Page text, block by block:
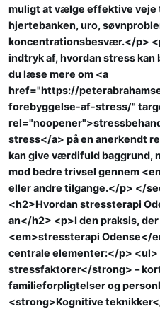
muligt at vælge effektive veje
hjertebanken, uro,
koncentrationsbesvær.</p>
indtryk af, hvordan stress kan
du læse mere om <a
href="https://
forebyggelse-af-stress/"
stress</a> på en anerkendt
kan give værdifuld baggrund,
mod bedre trivsel gennem
eller andre tilgange.</p> </
<h2>Hvordan stressterapi
an</h2> <p>I den praksis,
<em>stressterapi Odense</
centrale elementer:</p>
stressfaktorer</strong> –
familieforpligtelser og
<strong>Kognitive